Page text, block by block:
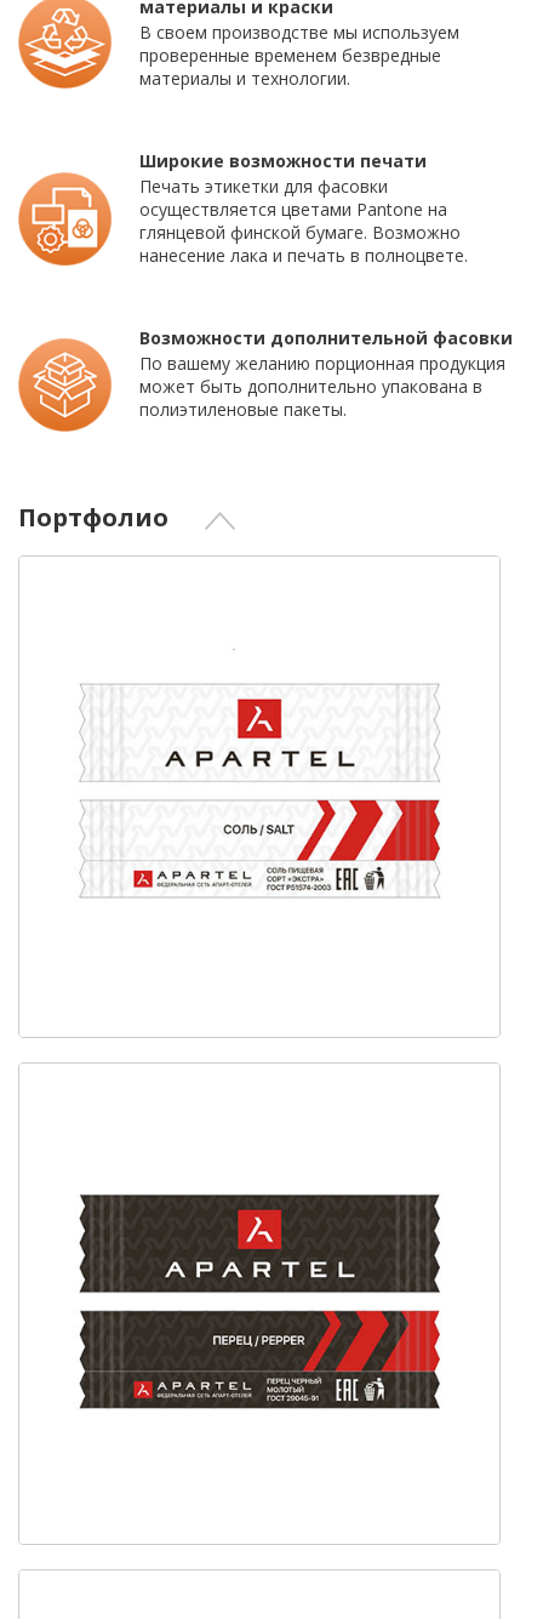
материалы и краски
В своем производстве мы используем
проверенные временем безвредные
материалы и технологии.
Широкие возможности печати
Печать этикетки для фасовки
осуществляется цветами Pantone на
глянцевой финской бумаге. Возможно
нанесение лака и печать в полноцвете.
Возможности дополнительной фасовки
По вашему желанию порционная продукция
может быть дополнительно упакована в
полиэтиленовые пакеты.
Портфолио